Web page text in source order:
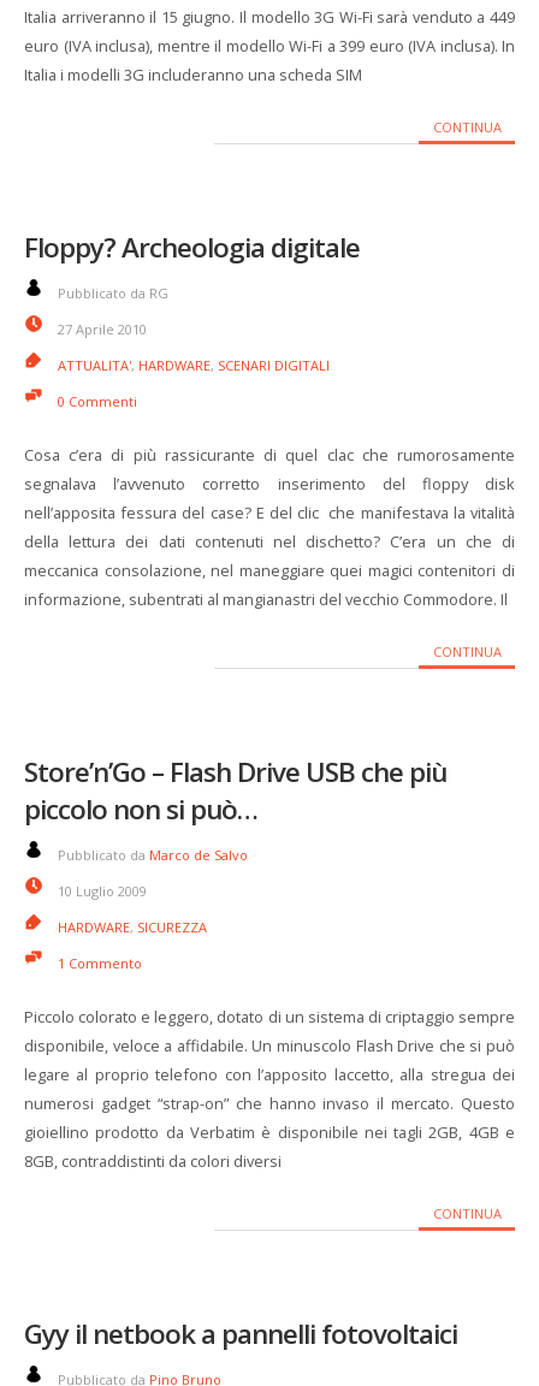
Italia arriveranno il 15 giugno. Il modello 3G Wi-Fi sarà venduto a 449
euro (IVA inclusa), mentre il modello Wi-Fi a 399 euro (IVA inclusa). In
Italia i modelli 3G includeranno una scheda SIM
CONTINUA
Floppy? Archeologia digitale
Pubblicato da RG
27 Aprile 2010
ATTUALITA', HARDWARE, SCENARI DIGITALI
0 Commenti
Cosa c’era di più rassicurante di quel clac che rumorosamente
segnalava l’avvenuto corretto inserimento del floppy disk
nell’apposita fessura del case? E del clic che manifestava la vitalità
della lettura dei dati contenuti nel dischetto? C’era un che di
meccanica consolazione, nel maneggiare quei magici contenitori di
informazione, subentrati al mangianastri del vecchio Commodore. Il
CONTINUA
Store’n’Go – Flash Drive USB che più
piccolo non si può…
Pubblicato da Marco de Salvo
10 Luglio 2009
HARDWARE, SICUREZZA
1 Commento
Piccolo colorato e leggero, dotato di un sistema di criptaggio sempre
disponibile, veloce a affidabile. Un minuscolo Flash Drive che si può
legare al proprio telefono con l’apposito laccetto, alla stregua dei
numerosi gadget “strap-on” che hanno invaso il mercato. Questo
gioiellino prodotto da Verbatim è disponibile nei tagli 2GB, 4GB e
8GB, contraddistinti da colori diversi
CONTINUA
Gyy il netbook a pannelli fotovoltaici
Pubblicato da Pino Bruno